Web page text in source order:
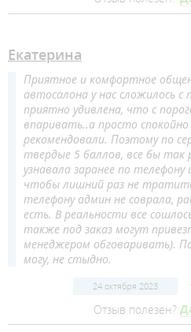
Екатерина
Приятное и комфортное
автосалона у нас сложилось
приятно удивлена, что с
впаривать..а просто
рекомендовали. Поэтому по
твердые 5 баллов, все бы
узнавала заранее по
чтобы лишний раз не
телефону админ не соврала,
есть. В реальности все
также под заказ могут
менеджером обговаривать).
могу, не стыдно.
24 октября 2023
Отзыв полезен?